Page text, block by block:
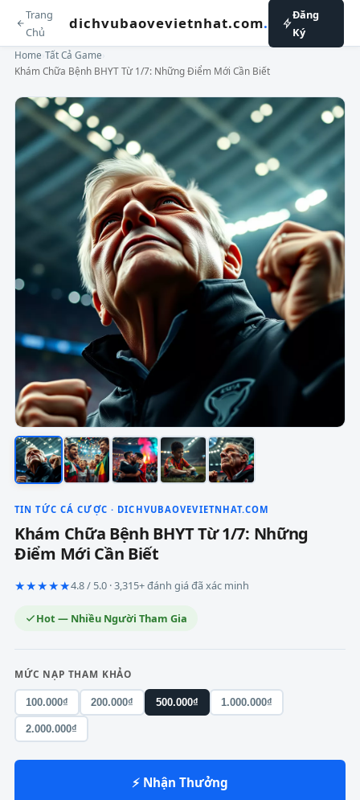
Trang
Chủ
dichvubaovevietnhat.com.
Đăng
Ký
Home Tất Cả Game
Khám Chữa Bệnh BHYT Từ 1/7: Những Điểm Mới Cần Biết
TIN TỨC CÁ CƯỢC · DICHVUBAOVEVIETNHAT.COM
Khám Chữa Bệnh BHYT Từ 1/7: Những
Điểm Mới Cần Biết
★★★★★4.8 / 5.0 · 3,315+ đánh giá đã xác minh
Hot — Nhiều Người Tham Gia
MỨC NẠP THAM KHẢO
100.000₫ 200.000₫ 500.000₫ 1.000.000₫
2.000.000₫
⚡ Nhận Thưởng